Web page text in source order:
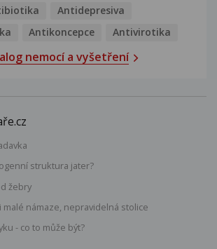
Antidepresiva
Antikoncepce Antivirotika
nemocí a vyšetření
struktura jater?
žebry
malé námaze, nepravidelná stolice
- co to může být?